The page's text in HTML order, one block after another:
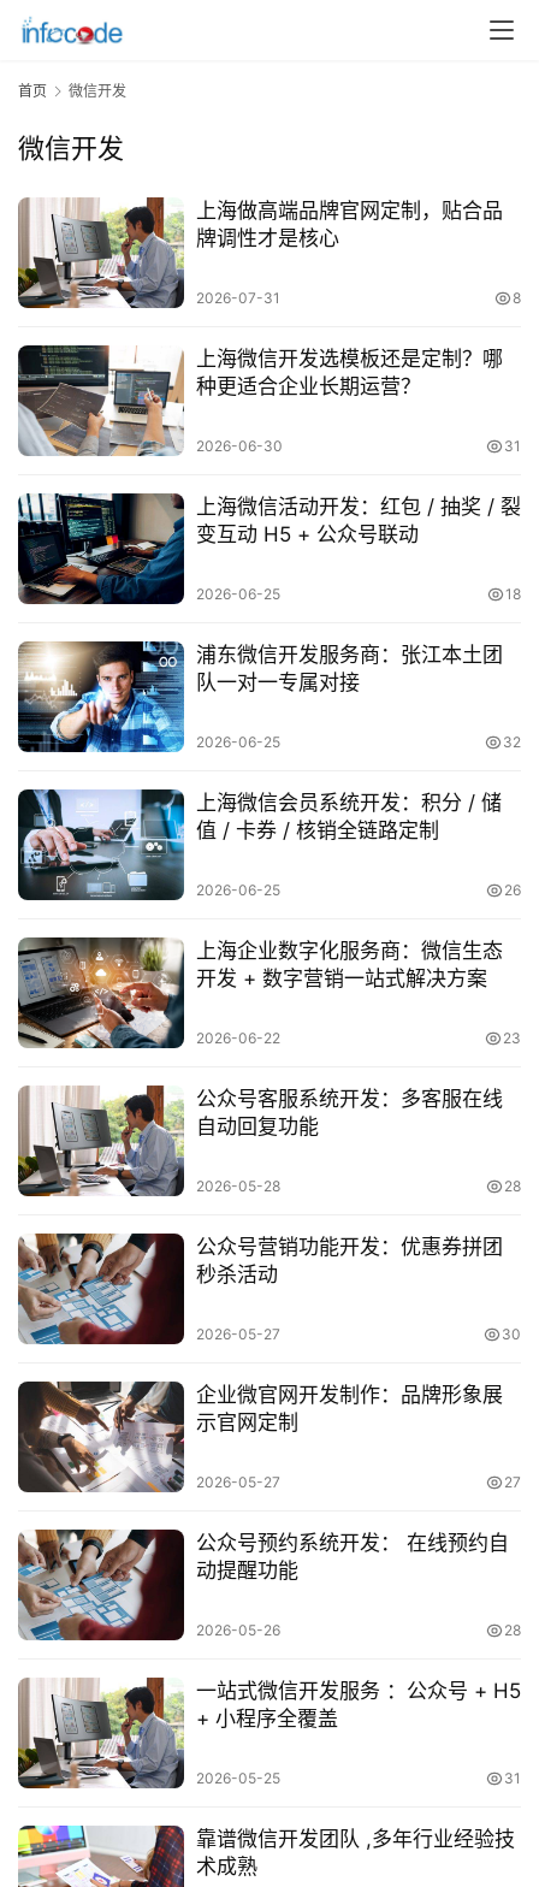
首
页
关
于
例
服
务
H
5
开
发
微
信
开
发
程
序
发
网
站
发
s
优
化
数
A
P
开
首页 微信开发
微信开发
上海做高端品牌官网定制，贴合品
牌调性才是核心
2026-07-31 8
上海微信开发选模板还是定制？哪
种更适合企业长期运营？
2026-06-30 31
上海微信活动开发：红包 / 抽奖 / 裂
变互动 H5 + 公众号联动
2026-06-25 18
浦东微信开发服务商：张江本土团
队一对一专属对接
2026-06-25 32
上海微信会员系统开发：积分 / 储
值 / 卡券 / 核销全链路定制
2026-06-25 26
上海企业数字化服务商：微信生态
开发 + 数字营销一站式解决方案
2026-06-22 23
公众号客服系统开发：多客服在线
自动回复功能
2026-05-28 28
公众号营销功能开发：优惠券拼团
秒杀活动
2026-05-27 30
企业微官网开发制作：品牌形象展
示官网定制
2026-05-27 27
公众号预约系统开发： 在线预约自
动提醒功能
2026-05-26 28
一站式微信开发服务 ：公众号 + H5
+ 小程序全覆盖
2026-05-25 31
靠谱微信开发团队 ,多年行业经验技
术成熟